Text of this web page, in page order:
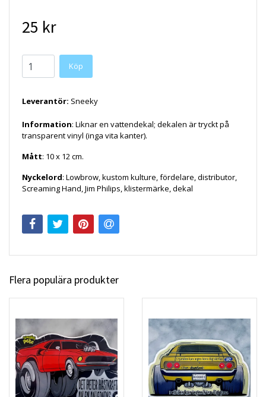
25 kr
Köp
Leverantör: Sneeky
Information: Liknar en vattendekal; dekalen är tryckt på
transparent vinyl (inga vita kanter).
Mått: 10 x 12 cm.
Nyckelord: Lowbrow, kustom kulture, fördelare, distributor,
Screaming Hand, Jim Philips, klistermärke, dekal
Flera populära produkter